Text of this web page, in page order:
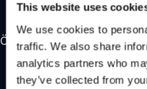
This website uses
We use cookies to
traffic. We also share
analytics partners who
they’ve collected from
Kontakta oss
Öppettider
Måndag